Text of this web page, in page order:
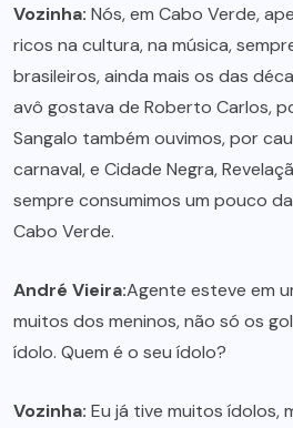
Vozinha: Nós, em Cabo Verde,
ricos na cultura, na música,
brasileiros, ainda mais os das
avô gostava de Roberto Carlos,
Sangalo também ouvimos, por
carnaval, e Cidade Negra,
sempre consumimos um pouco
Cabo Verde.
André Vieira:Agente esteve em
muitos dos meninos, não só os
ídolo. Quem é o seu ídolo?
Vozinha: Eu já tive muitos ídolos,